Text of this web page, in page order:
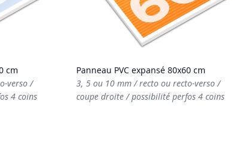
cm
verso /
4 coins
Panneau PVC expansé 80x60 cm
3, 5 ou 10 mm / recto ou recto-verso /
coupe droite / possibilité perfos 4 coins